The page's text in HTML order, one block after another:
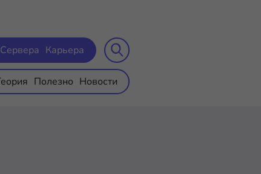
Сервера Карьера
Полезно Новости